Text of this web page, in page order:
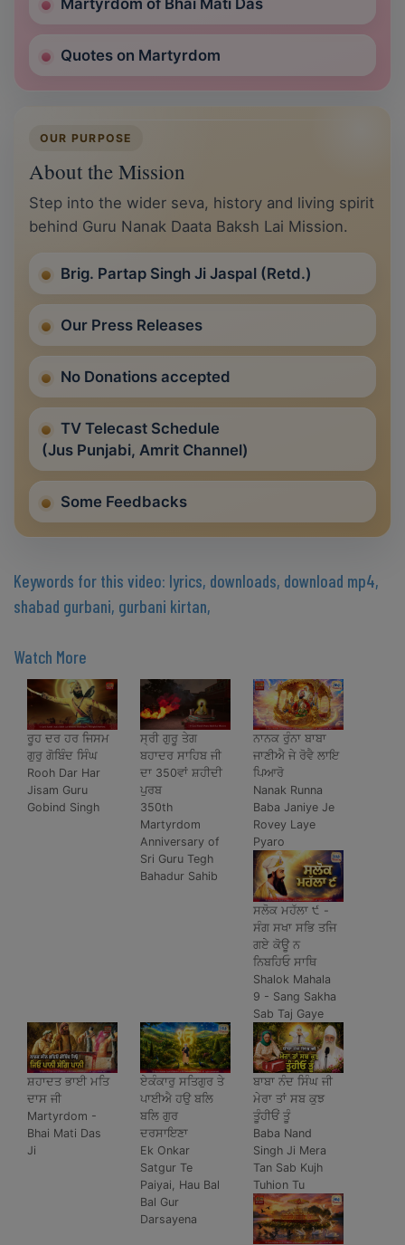
Martyrdom of Bhai Mati Das
Quotes on Martyrdom
OUR PURPOSE
About the Mission
Step into the wider seva, history and living spirit
behind Guru Nanak Daata Baksh Lai Mission.
Brig. Partap Singh Ji Jaspal (Retd.)
Our Press Releases
No Donations accepted
TV Telecast Schedule
(Jus Punjabi, Amrit Channel)
Some Feedbacks
Keywords for this video: lyrics, downloads, download mp4,
shabad gurbani, gurbani kirtan,
Watch More
ਰੂਹ ਦਰ ਹਰ ਜਿਸਮ
ਗੁਰੁ ਗੋਬਿੰਦ ਸਿੰਘ
Rooh Dar Har
Jisam Guru
Gobind Singh
ਸ੍ਰੀ ਗੁਰੂ ਤੇਗ
ਬਹਾਦਰ ਸਾਹਿਬ ਜੀ
ਦਾ 350ਵਾਂ ਸ਼ਹੀਦੀ
ਪੁਰਬ
350th
Martyrdom
Anniversary of
Sri Guru Tegh
Bahadur Sahib
ਨਾਨਕ ਰੁੰਨਾ ਬਾਬਾ
ਜਾਣੀਐ ਜੇ ਰੋਵੈ ਲਾਇ
ਪਿਆਰੋ
Nanak Runna
Baba Janiye Je
Rovey Laye
Pyaro
ਸਲੋਕ ਮਹੱਲਾ ੯ -
ਸੰਗ ਸਖਾ ਸਭਿ ਤਜਿ
ਗਏ ਕੋਊ ਨ
ਨਿਬਹਿਓ ਸਾਥਿ
Shalok Mahala
9 - Sang Sakha
Sab Taj Gaye
ਸ਼ਹਾਦਤ ਭਾਈ ਮਤਿ
ਦਾਸ ਜੀ
Martyrdom -
Bhai Mati Das
Ji
ਏਕੰਕਾਰੁ ਸਤਿਗੁਰ ਤੇ
ਪਾਈਐ ਹਉ ਬਲਿ
ਬਲਿ ਗੁਰ
ਦਰਸਾਇਣਾ
Ek Onkar
Satgur Te
Paiyai, Hau Bal
Bal Gur
Darsayena
ਬਾਬਾ ਨੰਦ ਸਿੰਘ ਜੀ
ਮੇਰਾ ਤਾਂ ਸਬ ਕੁਝ
ਤੂੰਹੀਓਂ ਤੂੰ
Baba Nand
Singh Ji Mera
Tan Sab Kujh
Tuhion Tu